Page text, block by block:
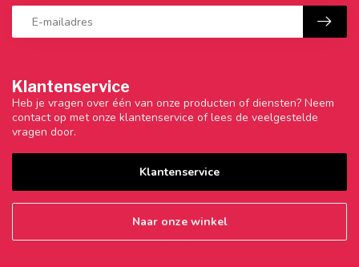
Klantenservice
Heb je vragen over één van onze producten of diensten? Neem
contact op met onze klantenservice of lees de veelgestelde
vragen door.
Klantenservice
Naar onze winkel